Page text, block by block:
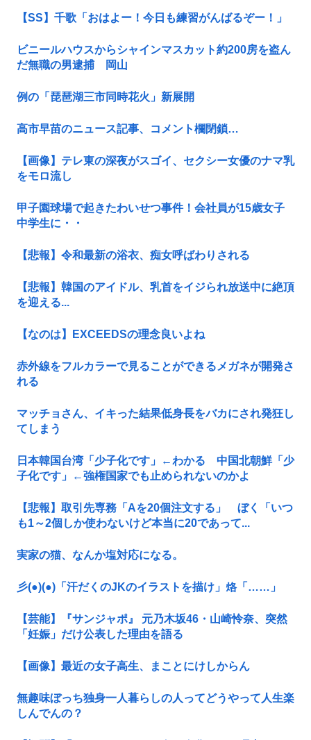
【SS】千歌「おはよー！今日も練習がんばるぞー！」
ビニールハウスからシャインマスカット約200房を盗ん
だ無職の男逮捕 岡山
例の「琵琶湖三市同時花火」新展開
高市早苗のニュース記事、コメント欄閉鎖…
【画像】テレ東の深夜がスゴイ、セクシー女優のナマ乳
をモロ流し
甲子園球場で起きたわいせつ事件！会社員が15歳女子
中学生に・・
【悲報】令和最新の浴衣、痴女呼ばわりされる
【悲報】韓国のアイドル、乳首をイジられ放送中に絶頂
を迎える...
【なのは】EXCEEDSの理念良いよね
赤外線をフルカラーで見ることができるメガネが開発さ
れる
マッチョさん、イキった結果低身長をバカにされ発狂し
てしまう
日本韓国台湾「少子化です」←わかる 中国北朝鮮「少
子化です」←強権国家でも止められないのかよ
【悲報】取引先専務「Aを20個注文する」 ぼく「いつ
も1～2個しか使わないけど本当に20であって...
実家の猫、なんか塩対応になる。
彡(●)(●)「汗だくのJKのイラストを描け」烙「……」
【芸能】『サンジャポ』 元乃木坂46・山崎怜奈、突然
「妊娠」だけ公表した理由を語る
【画像】最近の女子高生、まことにけしからん
無趣味ぼっち独身一人暮らしの人ってどうやって人生楽
しんでんの？